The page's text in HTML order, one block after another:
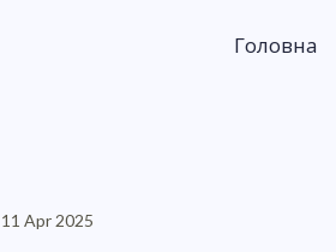
Головна
11 Apr 2025